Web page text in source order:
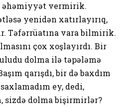
əhəmiyyət vermirik.
yenidən xatırlayırıq,
Təfərrüatına vara bilmirik.
çox xoşlayırdı. Bir
dolma ilə təpələmə
qarışdı, bir də baxdım
ey, dedi,
sizdə dolma bişirmirlər?